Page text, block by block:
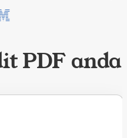
PDF anda